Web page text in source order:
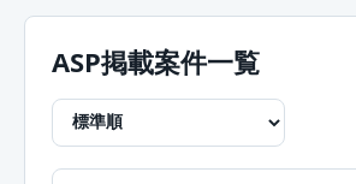
ASP掲載案件一覧